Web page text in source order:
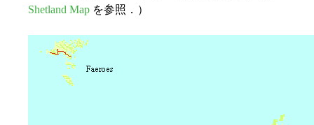
Shetland Map を参照．）